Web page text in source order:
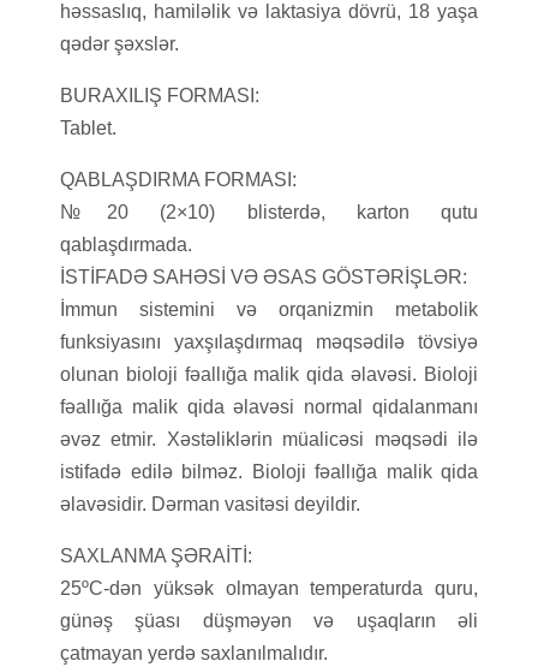
həssaslıq, hamiləlik və laktasiya dövrü, 18 yaşa
qədər şəxslər.
BURAXILIŞ FORMASI:
Tablet.
QABLAŞDIRMA FORMASI:
№20 (2×10) blisterdə, karton qutu
qablaşdırmada.
İSTİFADƏ SAHƏSİ VƏ ƏSAS GÖSTƏRİŞLƏR:
İmmun sistemini və orqanizmin metabolik
funksiyasını yaxşılaşdırmaq məqsədilə tövsiyə
olunan bioloji fəallığa malik qida əlavəsi. Bioloji
fəallığa malik qida əlavəsi normal qidalanmanı
əvəz etmir. Xəstəliklərin müalicəsi məqsədi ilə
istifadə edilə bilməz. Bioloji fəallığa malik qida
əlavəsidir. Dərman vasitəsi deyildir.
SAXLANMA ŞƏRAİTİ:
25ºC-dən yüksək olmayan temperaturda quru,
günəş şüası düşməyən və uşaqların əli
çatmayan yerdə saxlanılmalıdır.